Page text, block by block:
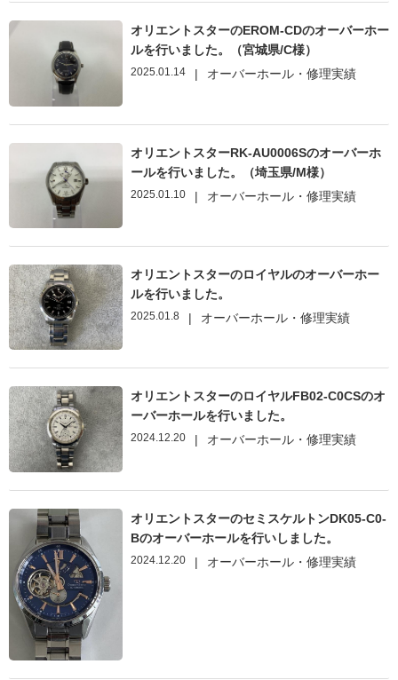
オリエントスターのEROM-CDのオーバーホー
ルを行いました。（宮城県/C様）
2025.01.14 | オーバーホール・修理実績
オリエントスターRK-AU0006Sのオーバーホ
ールを行いました。（埼玉県/M様）
2025.01.10 | オーバーホール・修理実績
オリエントスターのロイヤルのオーバーホー
ルを行いました。
2025.01.8 | オーバーホール・修理実績
オリエントスターのロイヤルFB02-C0CSのオ
ーバーホールを行いました。
2024.12.20 | オーバーホール・修理実績
オリエントスターのセミスケルトンDK05-C0-
Bのオーバーホールを行いしました。
2024.12.20 | オーバーホール・修理実績